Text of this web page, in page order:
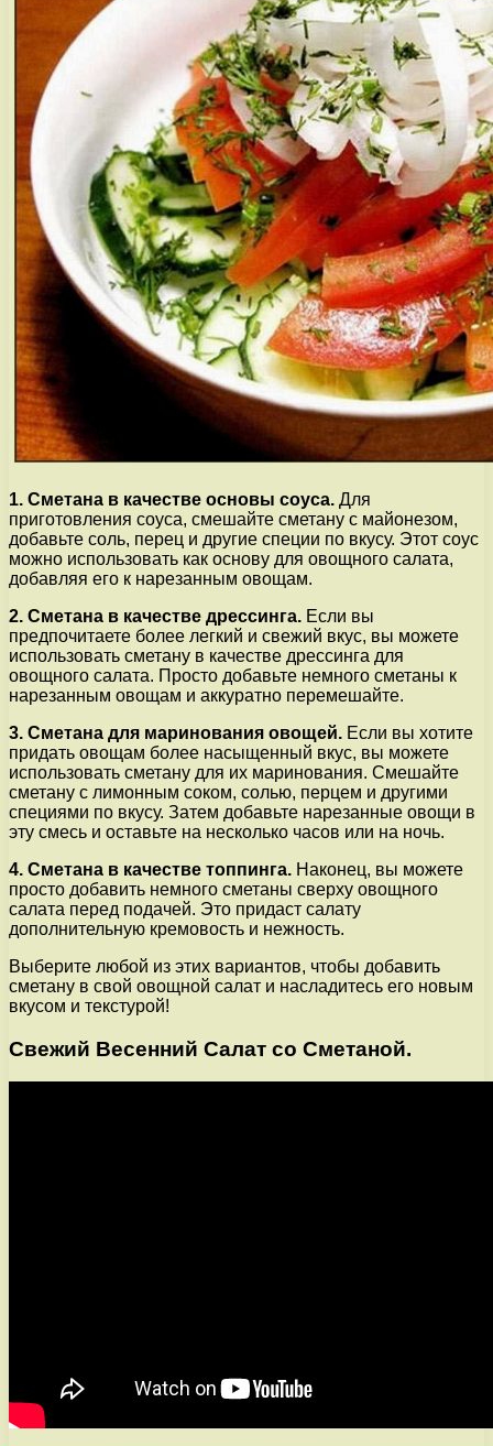
1. Сметана в качестве основы соуса. Для
приготовления соуса, смешайте сметану с майонезом,
добавьте соль, перец и другие специи по вкусу. Этот соус
можно использовать как основу для овощного салата,
добавляя его к нарезанным овощам.
2. Сметана в качестве дрессинга. Если вы
предпочитаете более легкий и свежий вкус, вы можете
использовать сметану в качестве дрессинга для
овощного салата. Просто добавьте немного сметаны к
нарезанным овощам и аккуратно перемешайте.
3. Сметана для маринования овощей. Если вы хотите
придать овощам более насыщенный вкус, вы можете
использовать сметану для их маринования. Смешайте
сметану с лимонным соком, солью, перцем и другими
специями по вкусу. Затем добавьте нарезанные овощи в
эту смесь и оставьте на несколько часов или на ночь.
4. Сметана в качестве топпинга. Наконец, вы можете
просто добавить немного сметаны сверху овощного
салата перед подачей. Это придаст салату
дополнительную кремовость и нежность.
Выберите любой из этих вариантов, чтобы добавить
сметану в свой овощной салат и насладитесь его новым
вкусом и текстурой!
Свежий Весенний Салат со Сметаной.